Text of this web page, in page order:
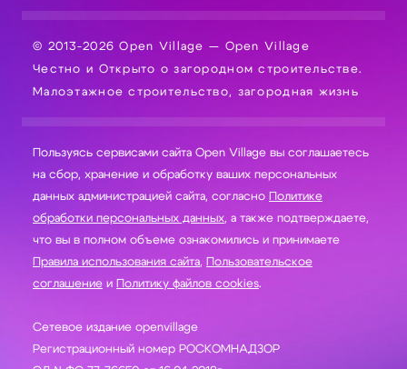
© 2013-2026 Open Village — Open Village
Честно и Открыто о загородном строительстве.
Малоэтажное строительство, загородная жизнь
Пользуясь сервисами сайта Open Village вы соглашаетесь
на сбор, хранение и обработку ваших персональных
данных администрацией сайта, согласно Политике
обработки персональных данных, а также подтверждаете,
что вы в полном объеме ознакомились и принимаете
Правила использования сайта, Пользовательское
соглашение и Политику файлов cookies.
Сетевое издание openvillage
Регистрационный номер РОСКОМНАДЗОР